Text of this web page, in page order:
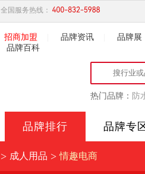
全国服务热线：
招商加盟 品牌资讯
品牌展
品牌百科
热门品牌： 防
品牌排行 品牌专
> 成人用品 > 情趣电商